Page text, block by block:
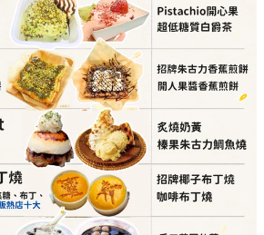
葵涌廣場 3 樓 87A 號舖
搭配豆花、仙草同雪糕）
手工芋圓仙草、配抹茶雪糕
葵涌廣場 2 樓 C10 號舖
席為你調製無酒精 Mocktail）
莓莓愛收兵、桃桃可恥但好飲
葵涌廣場 3 樓 Top World 3069-T17 號